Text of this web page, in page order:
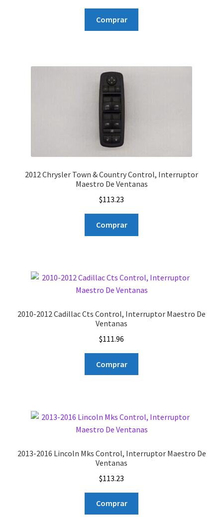
Comprar
2012 Chrysler Town & Country Control, Interruptor
Maestro De Ventanas
$113.23
Comprar
2010-2012 Cadillac Cts Control, Interruptor Maestro De
Ventanas
$111.96
Comprar
2013-2016 Lincoln Mks Control, Interruptor Maestro De
Ventanas
$113.23
Comprar